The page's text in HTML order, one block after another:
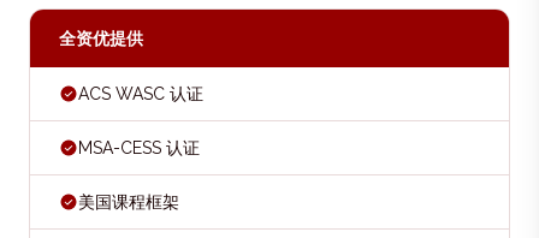
全资优提供
ACS WASC 认证
MSA-CESS 认证
美国课程框架